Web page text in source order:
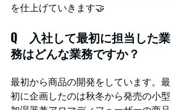
を仕上げていきます🤝
Q　入社して最初に担当した業
務はどんな業務ですか？
最初から商品の開発をしています。最
初に企画したのは秋冬から発売の小型